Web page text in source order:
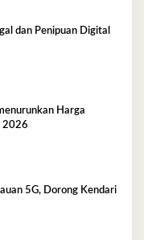
dan Penipuan Digital
Harga
2026
5G, Dorong Kendari